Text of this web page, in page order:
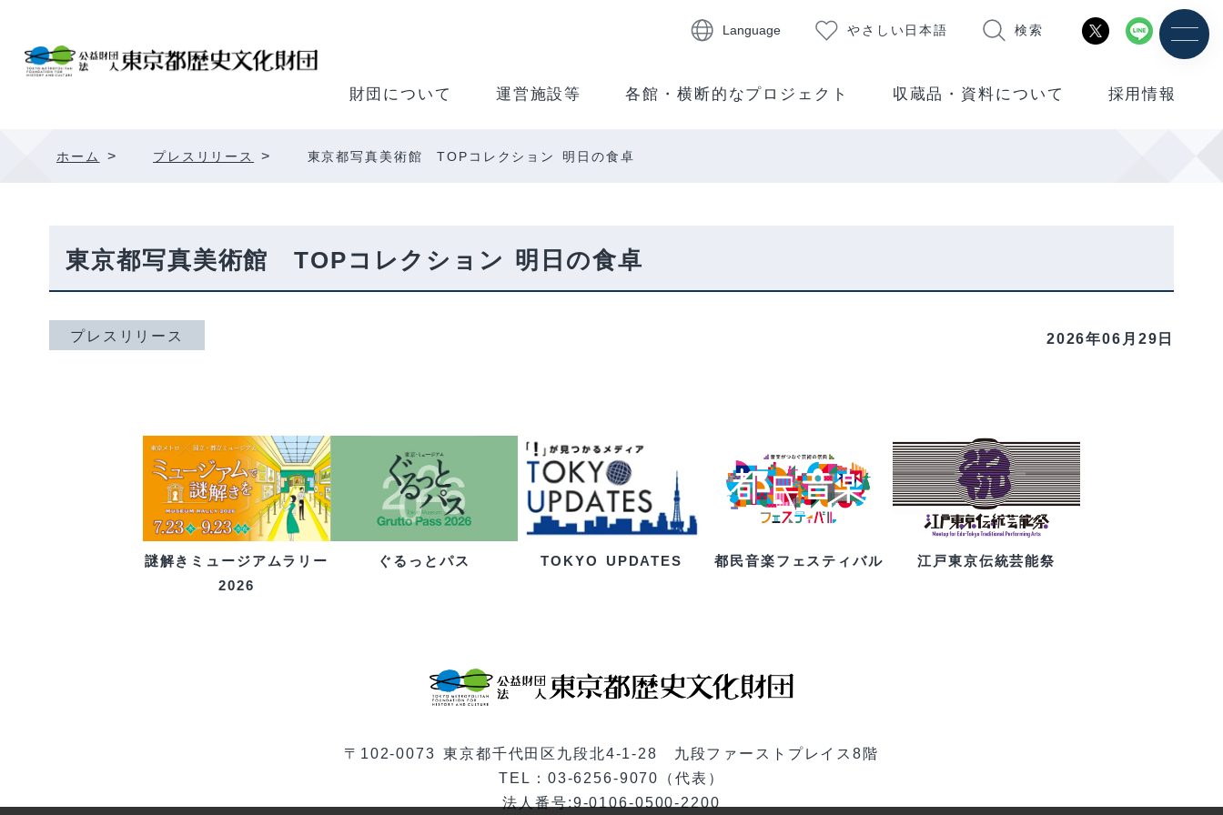
Language やさしい日本語 検索
財団について 運営施設等 各館・横断的なプロジェクト 収蔵品・資料について 採用情報
ホーム > プレスリリース > 東京都写真美術館 TOPコレクション 明日の食卓
東京都写真美術館 TOPコレクション 明日の食卓
プレスリリース 2026年06月29日
謎解きミュージアムラリー
2026
ぐるっとパス TOKYO UPDATES 都民音楽フェスティバル 江戸東京伝統芸能祭
〒102-0073 東京都千代田区九段北4-1-28 九段ファーストプレイス8階
TEL：03-6256-9070（代表）
法人番号:9-0106-0500-2200